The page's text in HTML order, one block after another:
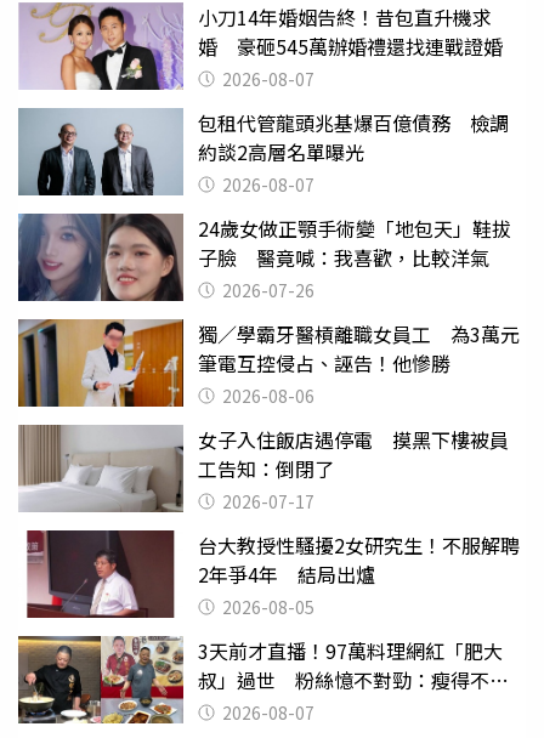
小刀14年婚姻告終！昔包直升機求
婚 豪砸545萬辦婚禮還找連戰證婚
2026-08-07
包租代管龍頭兆基爆百億債務 檢調
約談2高層名單曝光
2026-08-07
24歲女做正顎手術變「地包天」鞋拔
子臉 醫竟喊：我喜歡，比較洋氣
2026-07-26
獨／學霸牙醫槓離職女員工 為3萬元
筆電互控侵占、誣告！他慘勝
2026-08-06
女子入住飯店遇停電 摸黑下樓被員
工告知：倒閉了
2026-07-17
台大教授性騷擾2女研究生！不服解聘
2年爭4年 結局出爐
2026-08-05
3天前才直播！97萬料理網紅「肥大
叔」過世 粉絲憶不對勁：瘦得不合
理 2026-08-07